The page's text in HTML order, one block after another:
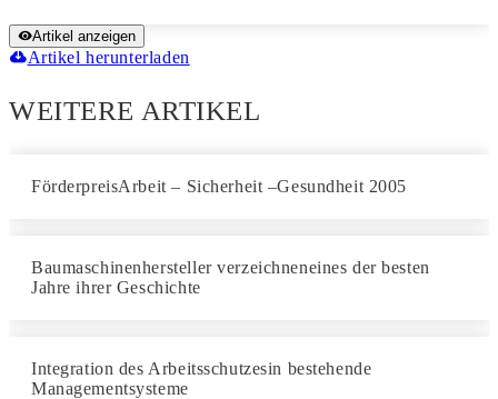
Artikel anzeigen
Artikel herunterladen
WEITERE ARTIKEL
FörderpreisArbeit – Sicherheit –Gesundheit 2005
Baumaschinenhersteller verzeichneneines der besten
Jahre ihrer Geschichte
Integration des Arbeitsschutzesin bestehende
Managementsysteme